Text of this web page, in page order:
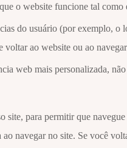
o website funcione tal como
do usuário (por exemplo,
voltar ao website ou ao
web mais personalizada,
para permitir que
navegar no site. Se você